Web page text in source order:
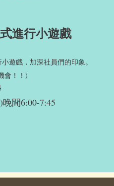
進行小遊戲
遊戲，加深社員們的印象。
會！！)
間6:00-7:45